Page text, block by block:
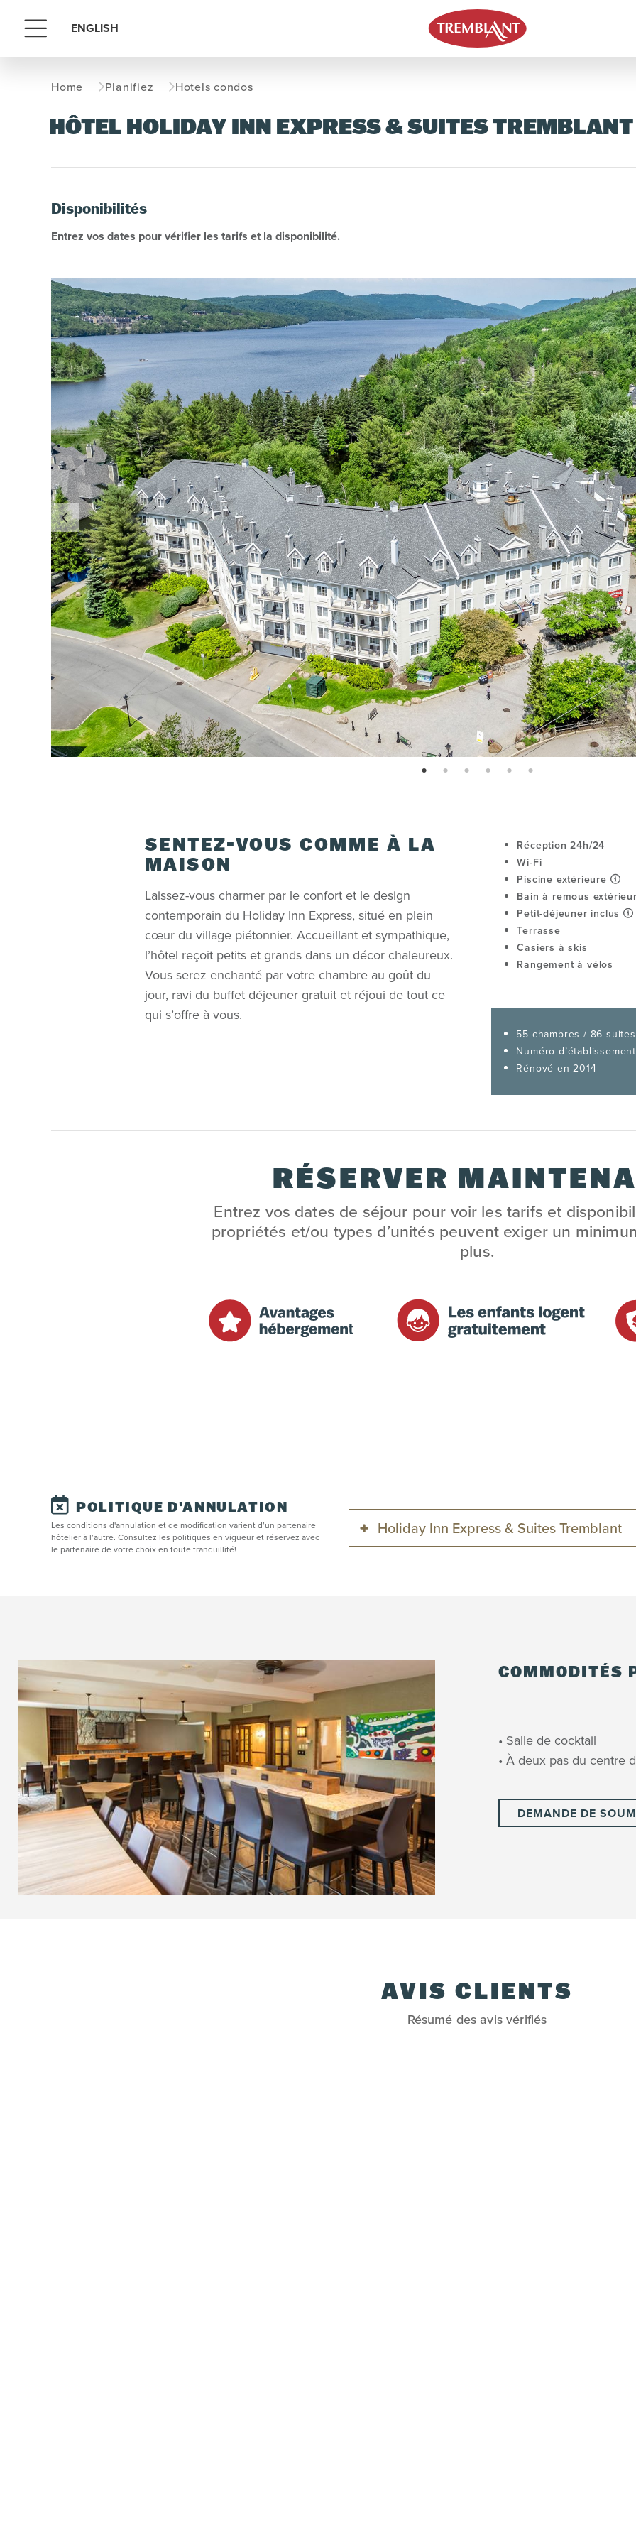
Menu ENGLISH
Home Planifiez Hotels condos
HÔTEL HOLIDAY INN EXPRESS & SUITES TREMBLANT
Disponibilités
Entrez vos dates pour vérifier les tarifs et la disponibilité.
page: 1 page: 2 page: 3 page: 4 page: 5 page: 6
SENTEZ-VOUS COMME À LA
MAISON
Laissez-vous charmer par le confort et le design
contemporain du Holiday Inn Express, situé en plein
cœur du village piétonnier. Accueillant et sympathique,
l’hôtel reçoit petits et grands dans un décor chaleureux.
Vous serez enchanté par votre chambre au goût du
jour, ravi du buffet déjeuner gratuit et réjoui de tout ce
qui s’offre à vous.
Réception 24h/24
Wi-Fi
Piscine extérieure
Bain à remous extérieur
Petit-déjeuner inclus
Terrasse
Casiers à skis
Rangement à vélos
55 chambres / 86
Numéro
Rénové en 2014
RÉSERVER
Entrez vos dates de séjour pour voir les tarifs et
propriétés et/ou types d’unités peuvent exiger un
plus.
POLITIQUE D'ANNULATION
Les conditions d'annulation et de modification varient d’un partenaire
hôtelier à l’autre. Consultez les politiques en vigueur et réservez avec
le partenaire de votre choix en toute tranquillité!
Holiday Inn Express & Suites Tremblant
14 et 15 août 2026, 4, 5 et 11, 12 décembre 2026,
20 mars 2027, 13, 14 août 2027 :
Annulation 15 jours et plus avant l’arrivée: le
Annulation 14 jours et moins avant l’arrivée:
19 et 20 juin 2026, 27 au 31 décembre 2026, 18,
Annulation 31 jours et plus avant l’arrivée:
Annulation 30 jours et moins avant l’arrivée:
Voir toutes les politiques de réservation
COMMODITÉS
• Salle de cocktail
• À deux pas du centre
DEMANDE DE
AVIS CLIENTS
Résumé des avis vérifiés